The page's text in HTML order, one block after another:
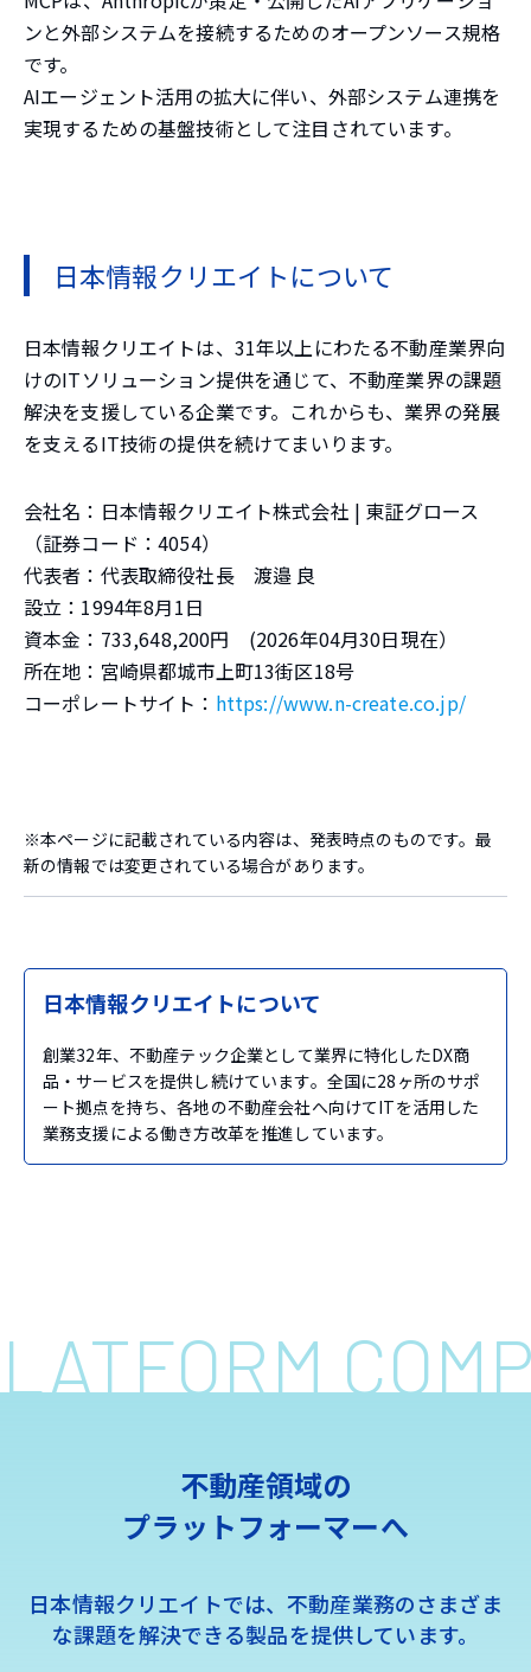
ンと外部システムを接続するためのオープンソース規格
です。
AIエージェント活用の拡大に伴い、外部システム連携を
実現するための基盤技術として注目されています。
日本情報クリエイトについて
日本情報クリエイトは、31年以上にわたる不動産業界向
けのITソリューション提供を通じて、不動産業界の課題
解決を支援している企業です。これからも、業界の発展
を支えるIT技術の提供を続けてまいります。
会社名：日本情報クリエイト株式会社 | 東証グロース
（証券コード：4054）
代表者：代表取締役社長 渡邉 良
設立：1994年8月1日
資本金：733,648,200円 (2026年04月30日現在）
所在地：宮崎県都城市上町13街区18号
コーポレートサイト： https://www.n-create.co.jp/
※本ページに記載されている内容は、発表時点のものです。最
新の情報では変更されている場合があります。
日本情報クリエイトについて
創業32年、不動産テック企業として業界に特化したDX商
品・サービスを提供し続けています。全国に28ヶ所のサポ
ート拠点を持ち、各地の不動産会社へ向けてITを活用した
業務支援による働き方改革を推進しています。
不動産領域の
プラットフォーマーへ
日本情報クリエイトでは、不動産業務のさまざま
な課題を解決できる製品を提供しています。